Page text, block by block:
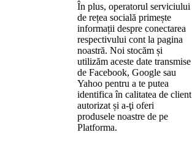
În plus, operatorul serviciului
de rețea socială primește
informații despre conectarea
respectivului cont la pagina
noastră. Noi stocăm și
utilizăm aceste date transmise
de Facebook, Google sau
Yahoo pentru a te putea
identifica în calitatea de client
autorizat și a-ţi oferi
produsele noastre de pe
Platforma.